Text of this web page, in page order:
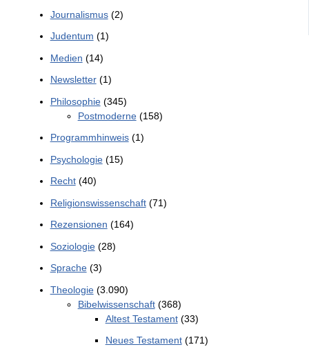
Journalismus(2)
Judentum (1)
Medien (14)
Newsletter(1)
Philosophie(345)
Postmoderne(158)
Programmhinweis(1)
Psychologie(15)
Recht(40)
Religionswissenschaft(71)
Rezensionen (164)
Soziologie(28)
Sprache(3)
Theologie(3.090)
Bibelwissenschaft(368)
Altest Testament(33)
Neues Testament(171)